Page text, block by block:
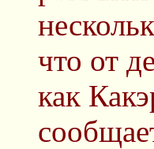
что от
как